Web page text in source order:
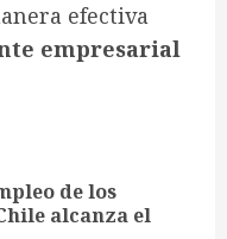
efectiva
empresarial
de los
alcanza el